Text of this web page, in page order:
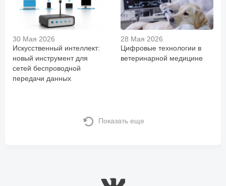
30 Мая 2026
Искусственный интеллект:
новый инструмент для
сетей беспроводной
передачи данных
28 Мая 2026
Цифровые технологии в
ветеринарной медицине
Показать еще